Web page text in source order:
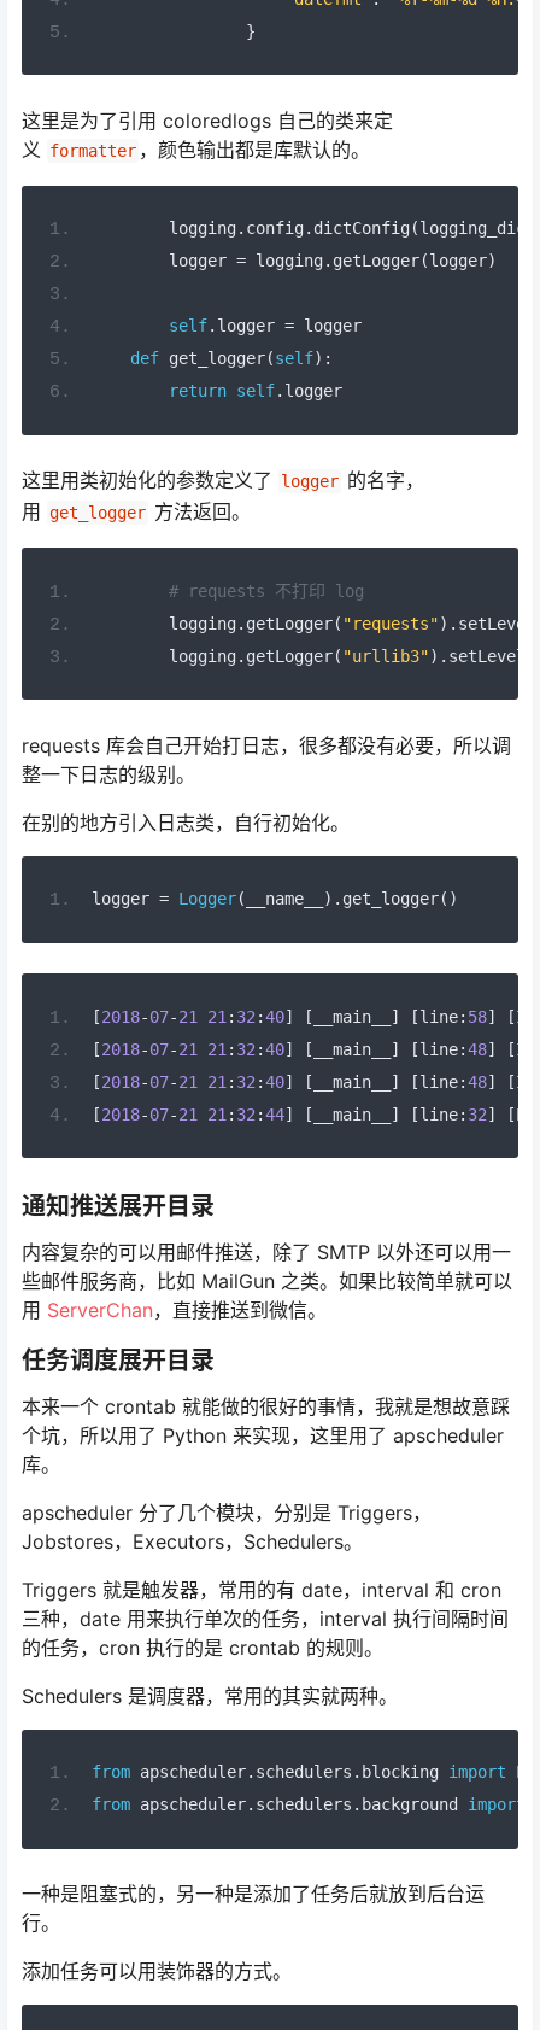
}
这里是为了引用 coloredlogs 自己的类来定
义
formatter ，颜色输出都是库默认的。
        logging
. config . dictConfig (logging_dict
        logger
= logging . getLogger(logger)
self. logger = logger
def get_logger(self):
return self. logger
这里用类初始化的参数定义了 logger 的名字，
用
get_logger 方法返回。
# requests 不打印 log
        logging
. getLogger( "requests"). setLevel
        logging
. getLogger( "urllib3"). setLevel
requests 库会自己开始打日志，很多都没有必要，所以调
整一下日志的级别。
在别的地方引入日志类，自行初始化。
logger = Logger( __name__ ). get_logger()
[2018-07-21 21 : 32 :40] [ __main__ ] [line: 58] [
[2018-07-21 21 : 32 :40] [ __main__ ] [line:48] [
[2018-07-21 21 : 32 :40] [ __main__ ] [line:48] [
[2018-07-21 21 : 32 :44] [ __main__ ] [line: 32] [
通知推送展开目录
内容复杂的可以用邮件推送，除了 SMTP 以外还可以用一
些邮件服务商，比如 MailGun 之类。如果比较简单就可以
用 ServerChan，直接推送到微信。
任务调度展开目录
本来一个 crontab 就能做的很好的事情，我就是想故意踩
个坑，所以用了 Python 来实现，这里用了 apscheduler
库。
apscheduler 分了几个模块，分别是 Triggers，
Jobstores，Executors，Schedulers。
Triggers 就是触发器，常用的有 date，interval 和 cron
三种，date 用来执行单次的任务，interval 执行间隔时间
的任务，cron 执行的是 crontab 的规则。
Schedulers 是调度器，常用的其实就两种。
from apscheduler. schedulers . blocking import
from apscheduler. schedulers . background import
一种是阻塞式的，另一种是添加了任务后就放到后台运
行。
添加任务可以用装饰器的方式。